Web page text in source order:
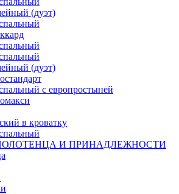
(дуэт)
(дуэт)
с европростыней
в кроватку
И ПРИНАДЛЕЖНОСТИ